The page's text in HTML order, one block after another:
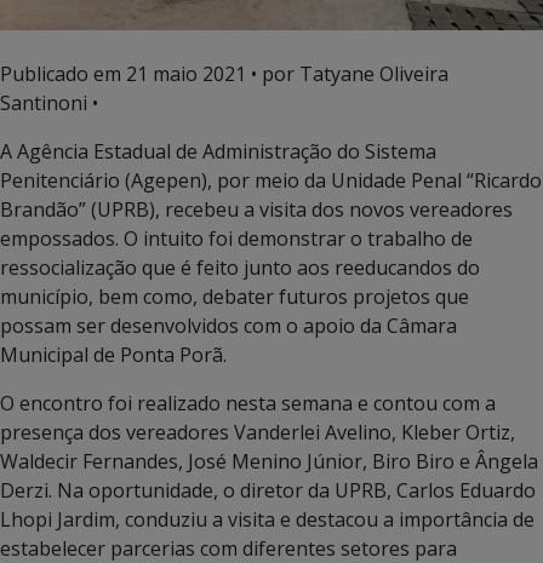
Publicado em 21 maio 2021 • por Tatyane Oliveira
Santinoni •
A Agência Estadual de Administração do Sistema
Penitenciário (Agepen), por meio da Unidade Penal “Ricardo
Brandão” (UPRB), recebeu a visita dos novos vereadores
empossados. O intuito foi demonstrar o trabalho de
ressocialização que é feito junto aos reeducandos do
município, bem como, debater futuros projetos que
possam ser desenvolvidos com o apoio da Câmara
Municipal de Ponta Porã.
O encontro foi realizado nesta semana e contou com a
presença dos vereadores Vanderlei Avelino, Kleber Ortiz,
Waldecir Fernandes, José Menino Júnior, Biro Biro e Ângela
Derzi. Na oportunidade, o diretor da UPRB, Carlos Eduardo
Lhopi Jardim, conduziu a visita e destacou a importância de
estabelecer parcerias com diferentes setores para